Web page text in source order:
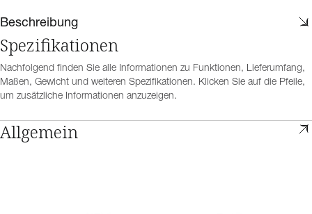
Beschreibung
Spezifikationen
Nachfolgend finden Sie alle Informationen zu Funktionen, Lieferumfang,
Maßen, Gewicht und weiteren Spezifikationen. Klicken Sie auf die Pfeile,
um zusätzliche Informationen anzuzeigen.
Allgemein